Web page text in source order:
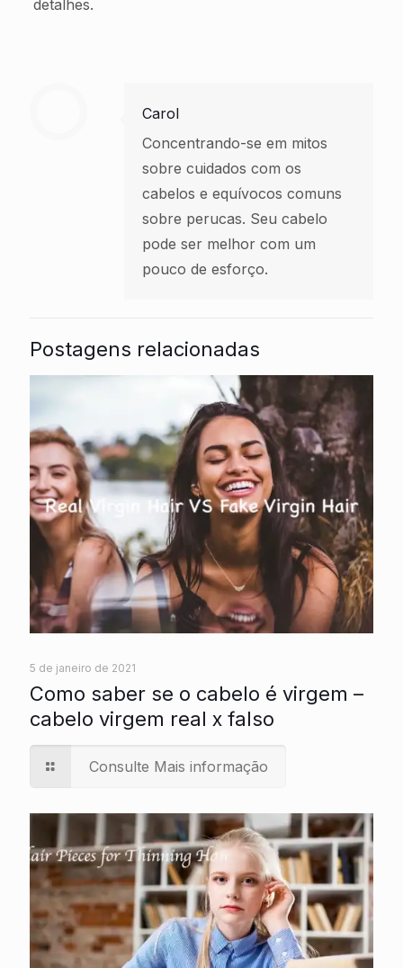
detalhes.
Carol
Concentrando-se em mitos
sobre cuidados com os
cabelos e equívocos comuns
sobre perucas. Seu cabelo
pode ser melhor com um
pouco de esforço.
Postagens relacionadas
5 de janeiro de 2021
Como saber se o cabelo é virgem –
cabelo virgem real x falso
Consulte Mais informação